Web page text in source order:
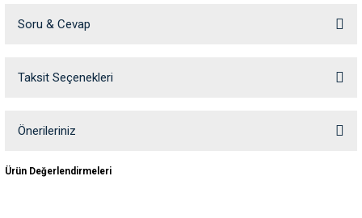
Su Kabları
Soru & Cevap
Ürün hakkında henüz soru sorulmamış.
Taksit Seçenekleri
Önerileriniz
yetersiz gördüğünüz noktaları öneri formunu kullanarak tarafımıza
Ürün Değerlendirmeleri